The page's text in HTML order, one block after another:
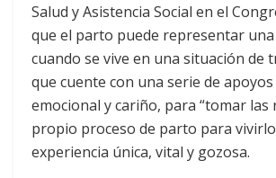
Salud y Asistencia Social en el
que el parto puede representar
cuando se vive en una situación de
que cuente con una serie de
emocional y cariño, para “tomar las
propio proceso de parto para
experiencia única, vital y gozosa.